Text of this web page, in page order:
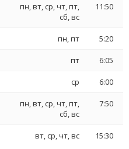
пн, вт, ср, чт, пт,
сб, вс
11:50
пн, пт 5:20
пт 6:05
ср 6:00
пн, вт, ср, чт, пт,
сб, вс
7:50
вт, ср, чт, вс 15:30